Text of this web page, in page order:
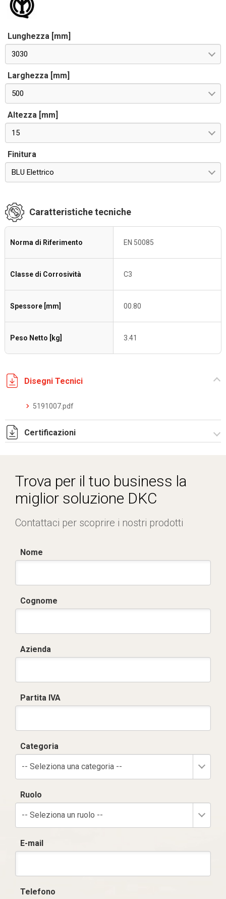
Lunghezza [mm]
3030
Larghezza [mm]
500
Altezza [mm]
15
Finitura
BLU Elettrico
Caratteristiche tecniche
Norma di Riferimento EN 50085
Classe di Corrosività C3
Spessore [mm] 00.80
Peso Netto [kg] 3.41
Disegni Tecnici
5191007.pdf
Certificazioni
Trova per il tuo business la
miglior soluzione DKC
Contattaci per scoprire i nostri prodotti
Nome
Cognome
Azienda
Partita IVA
Categoria
-- Seleziona una categoria --
Ruolo
-- Seleziona un ruolo --
E-mail
Telefono